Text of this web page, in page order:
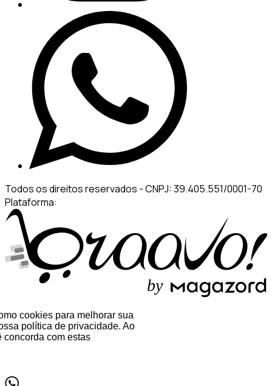
Todos os direitos reservados -CNPJ: 39.405.551/0001-70
Plataforma:
by
cookies para melhorar sua
política de privacidade. Ao
concorda com estas